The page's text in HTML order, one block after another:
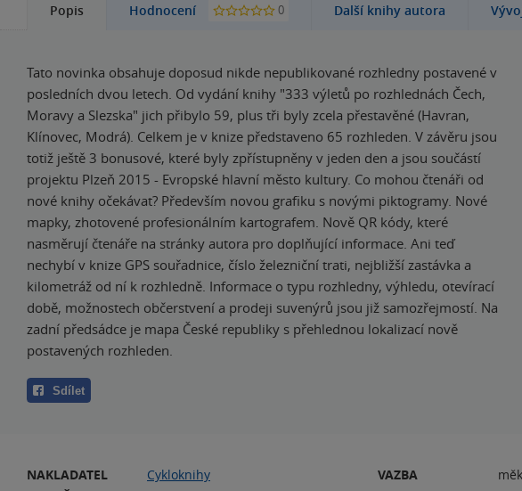
Popis Hodnocení 0 Další knihy autora
Tato novinka obsahuje doposud nikde nepublikované rozhledny postavené v
posledních dvou letech. Od vydání knihy "333 výletů po rozhlednách Čech,
Moravy a Slezska" jich přibylo 59, plus tři byly zcela přestavěné (Havran,
Klínovec, Modrá). Celkem je v knize představeno 65 rozhleden. V závěru jsou
totiž ještě 3 bonusové, které byly zpřístupněny v jeden den a jsou součástí
projektu Plzeň 2015 - Evropské hlavní město kultury. Co mohou čtenáři od
nové knihy očekávat? Především novou grafiku s novými piktogramy. Nové
mapky, zhotovené profesionálním kartografem. Nově QR kódy, které
nasměrují čtenáře na stránky autora pro doplňující informace. Ani teď
nechybí v knize GPS souřadnice, číslo železniční trati, nejbližší zastávka a
kilometráž od ní k rozhledně. Informace o typu rozhledny, výhledu, otevírací
době, možnostech občerstvení a prodeji suvenýrů jsou již samozřejmostí. Na
zadní předsádce je mapa České republiky s přehlednou lokalizací nově
postavených rozhleden.
Sdílet
NAKLADATEL
Cykloknihy
VAZBA